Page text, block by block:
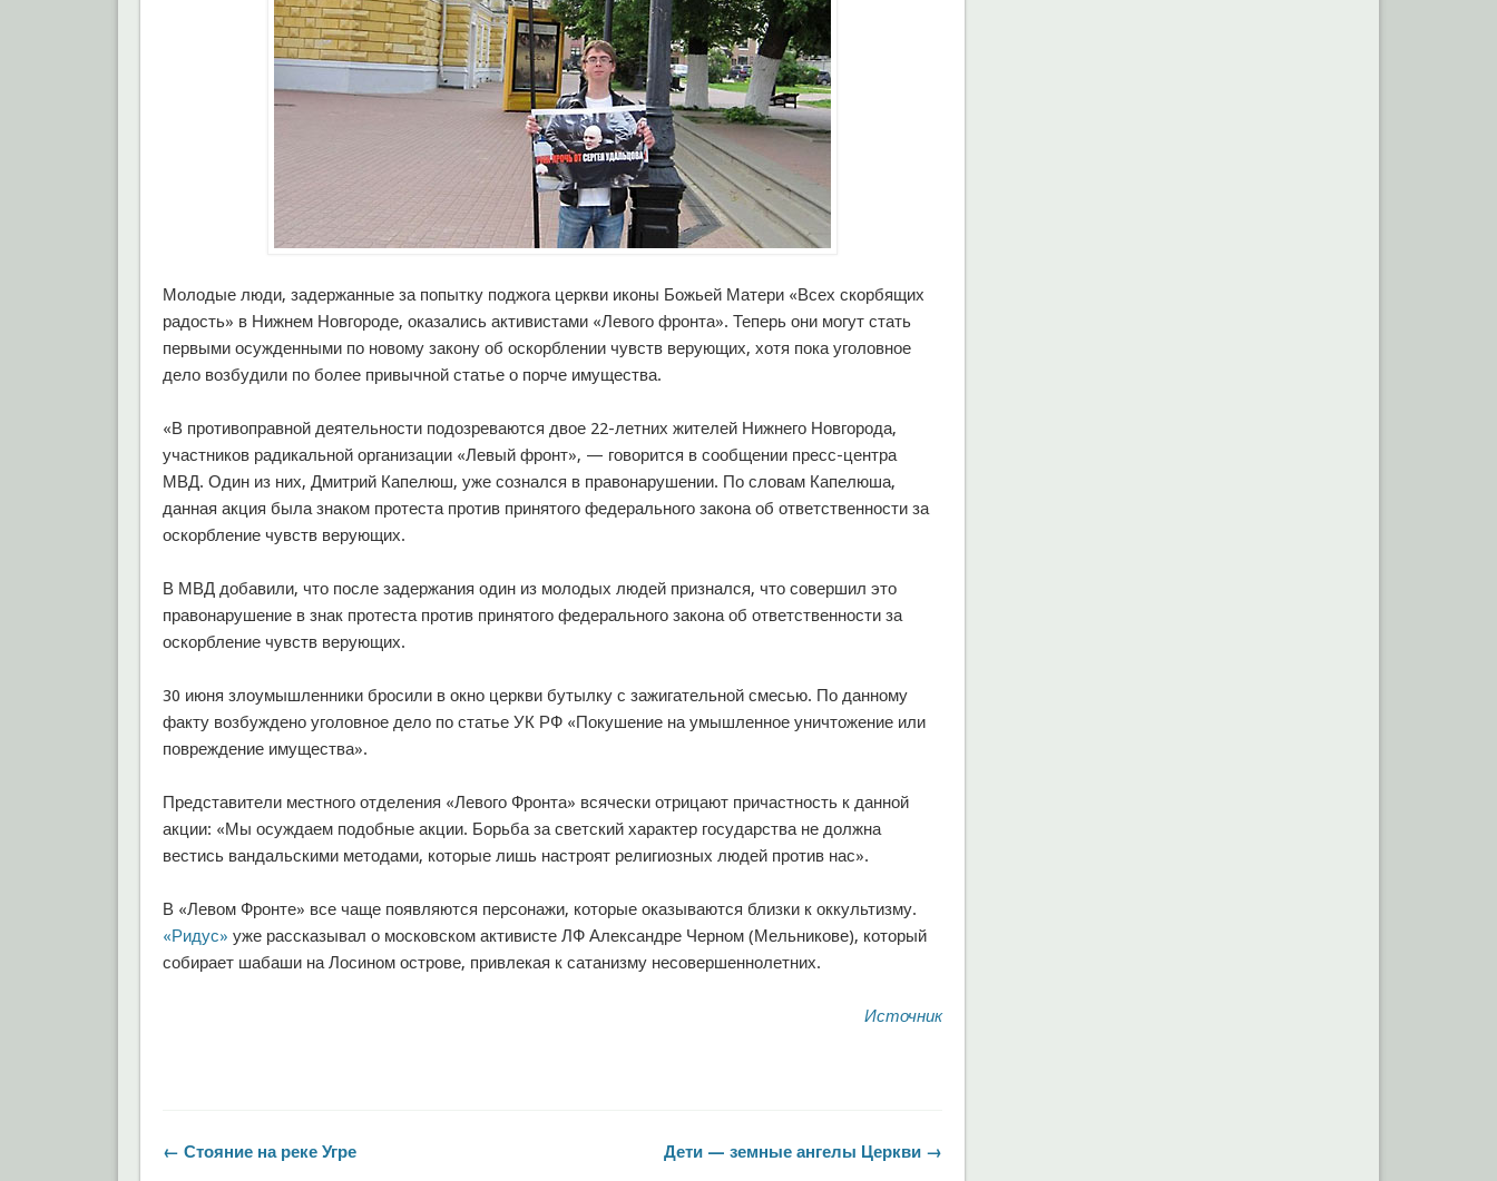
Молодые люди, задержанные за попытку поджога церкви иконы Божьей Матери «Всех скорбящих
радость» в Нижнем Новгороде, оказались активистами «Левого фронта». Теперь они могут стать
первыми осужденными по новому закону об оскорблении чувств верующих, хотя пока уголовное
дело возбудили по более привычной статье о порче имущества.
«В противоправной деятельности подозреваются двое 22-летних жителей Нижнего Новгорода,
участников радикальной организации «Левый фронт», — говорится в сообщении пресс-центра
МВД. Один из них, Дмитрий Капелюш, уже сознался в правонарушении. По словам Капелюша,
данная акция была знаком протеста против принятого федерального закона об ответственности за
оскорбление чувств верующих.
В МВД добавили, что после задержания один из молодых людей признался, что совершил это
правонарушение в знак протеста против принятого федерального закона об ответственности за
оскорбление чувств верующих.
30 июня злоумышленники бросили в окно церкви бутылку с зажигательной смесью. По данному
факту возбуждено уголовное дело по статье УК РФ «Покушение на умышленное уничтожение или
повреждение имущества».
Представители местного отделения «Левого Фронта» всячески отрицают причастность к данной
акции: «Мы осуждаем подобные акции. Борьба за светский характер государства не должна
вестись вандальскими методами, которые лишь настроят религиозных людей против нас».
В «Левом Фронте» все чаще появляются персонажи, которые оказываются близки к оккультизму.
«Ридус» уже рассказывал о московском активисте ЛФ Александре Черном (Мельникове), который
собирает шабаши на Лосином острове, привлекая к сатанизму несовершеннолетних.
Источник
← Стояние на реке Угре Дети — земные ангелы Церкви →